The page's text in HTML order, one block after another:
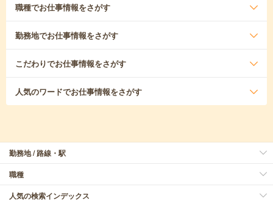
職種でお仕事情報をさがす
勤務地でお仕事情報をさがす
こだわりでお仕事情報をさがす
人気のワードでお仕事情報をさがす
勤務地 / 路線・駅
職種
人気の検索インデックス